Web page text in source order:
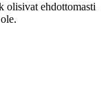
olisivat ehdottomasti